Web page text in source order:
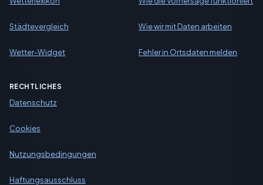
Städtevergleich
Wetter-Widget
Wie wir mit Daten arbeiten
Fehler in Ortsdaten melden
RECHTLICHES
Datenschutz
Cookies
Nutzungsbedingungen
Haftungsausschluss